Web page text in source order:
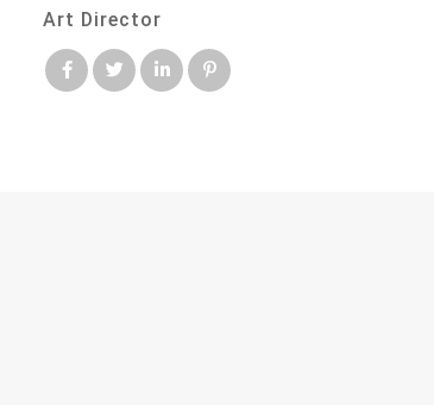
Art Director